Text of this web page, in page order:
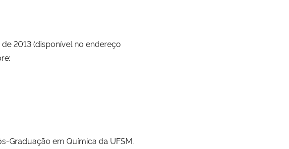
2013 (disponível no endereço
Graduação em Química da UFSM.